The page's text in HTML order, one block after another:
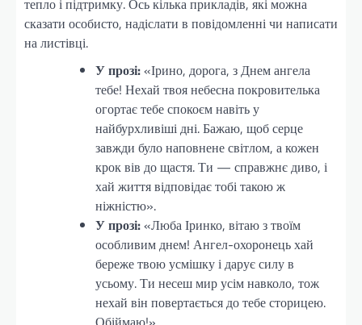
сказати особисто, надіслати в повідомленні чи написати
на листівці.
У прозі:«Ірино, дорога, з Днем ангела
тебе! Нехай твоя небесна покровителька
огортає тебе спокоєм навіть у
найбурхливіші дні. Бажаю, щоб серце
завжди було наповнене світлом, а кожен
крок вів до щастя. Ти — справжнє диво, і
хай життя відповідає тобі такою ж
ніжністю».
У прозі:«Люба Іринко, вітаю з твоїм
особливим днем! Ангел-охоронець хай
береже твою усмішку і дарує силу в
усьому. Ти несеш мир усім навколо, тож
нехай він повертається до тебе сторицею.